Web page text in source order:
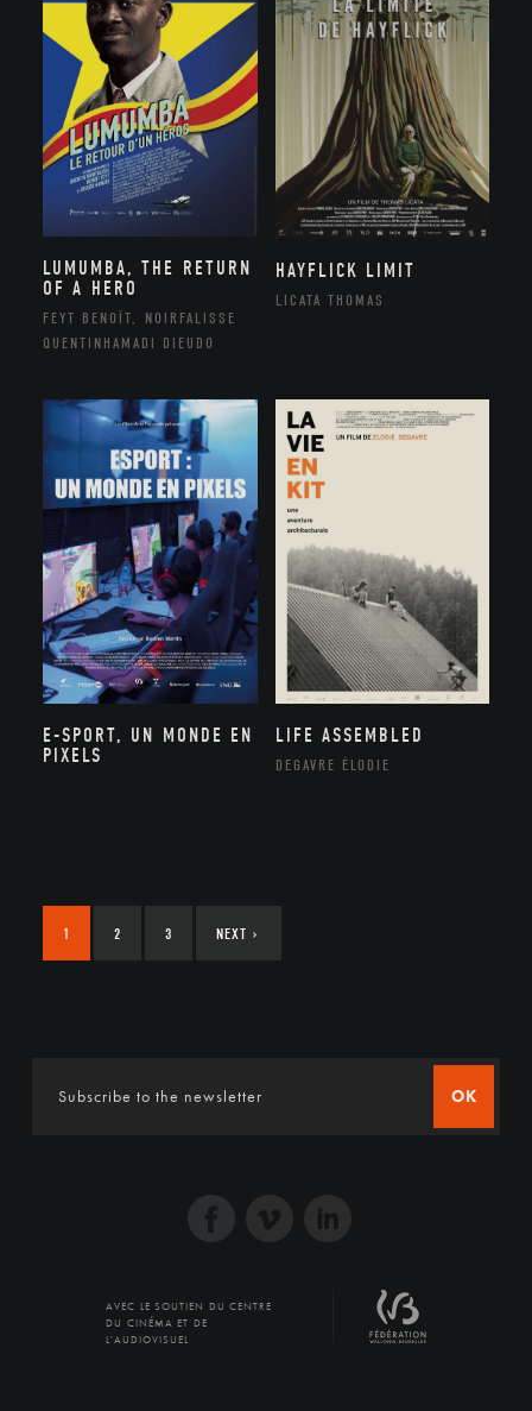
LUMUMBA, THE RETURN
OF A HERO
FEYT BENOÎT, NOIRFALISSE
QUENTINHAMADI DIEUDO
HAYFLICK LIMIT
LICATA THOMAS
E-SPORT, UN MONDE EN
PIXELS
LIFE ASSEMBLED
DEGAVRE ÉLODIE
1 2 3 NEXT ›
OK
AVEC LE SOUTIEN DU CENTRE
DU CINÉMA ET DE
L'AUDIOVISUEL